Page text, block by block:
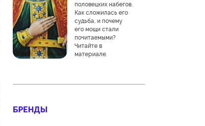
половецких набегов.
Как сложилась его
судьба, и почему
его мощи стали
почитаемыми?
Читайте в
материале.
БРЕНДЫ